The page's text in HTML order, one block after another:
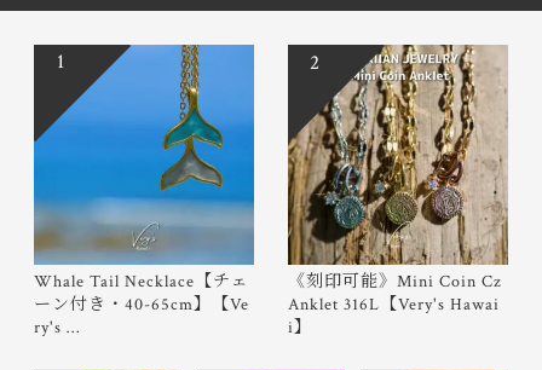
Whale Tail Necklace【チェ
ーン付き・40-65cm】【Ve
ry's …
1
《刻印可能》Mini Coin Cz
Anklet 316L【Very's Hawai
i】
2